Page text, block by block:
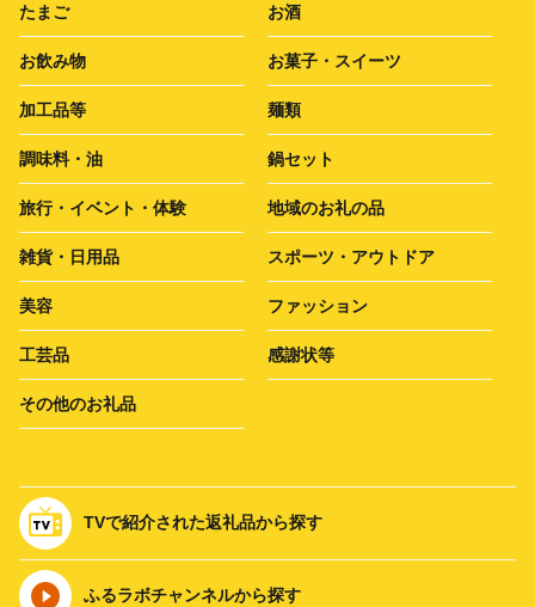
たまご お酒
お飲み物 お菓子・スイーツ
加工品等 麺類
調味料・油 鍋セット
旅行・イベント・体験 地域のお礼の品
雑貨・日用品 スポーツ・アウトドア
美容 ファッション
工芸品 感謝状等
その他のお礼品
TVで紹介された返礼品から探す
ふるラボチャンネルから探す